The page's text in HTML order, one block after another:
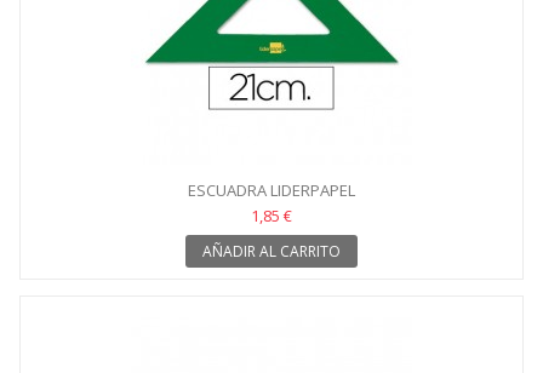
ESCUADRA LIDERPAPEL
1,85 €
AÑADIR AL CARRITO